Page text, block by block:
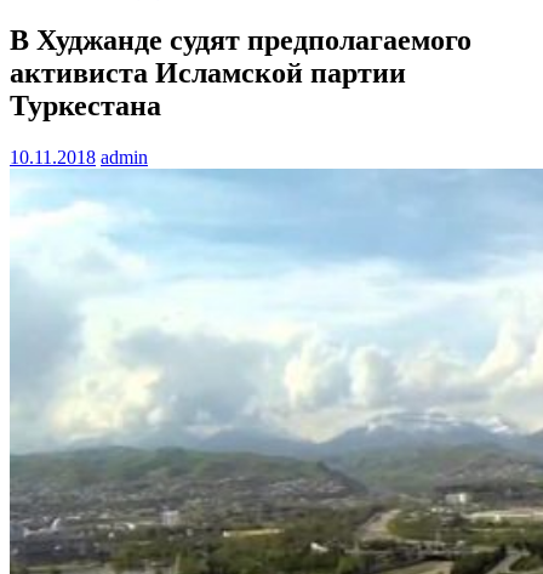
В Худжанде судят предполагаемого
активиста Исламской партии
Туркестана
10.11.2018 admin